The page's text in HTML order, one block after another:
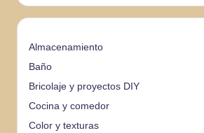
Almacenamiento
Baño
Bricolaje y proyectos DIY
Cocina y comedor
Color y texturas